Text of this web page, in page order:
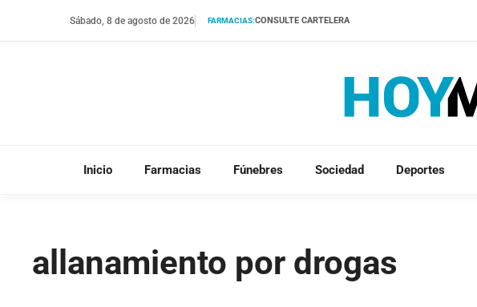
Sábado, 8 de agosto de 2026 FARMACIAS:CONSULTE CARTELERA
Inicio Farmacias Fúnebres Sociedad Deportes
allanamiento por drogas